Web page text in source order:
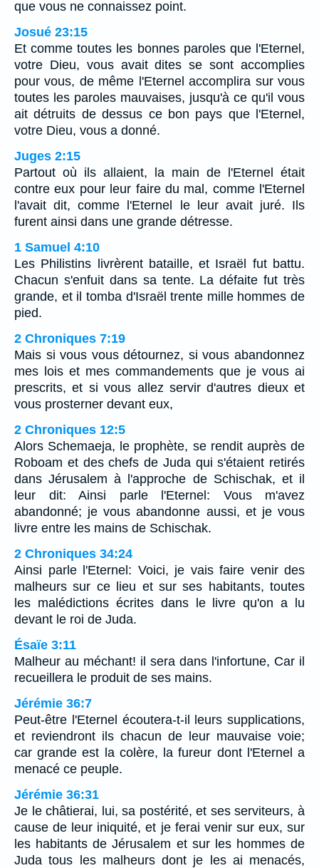
que vous ne connaissez point.
Josué 23:15
Et comme toutes les bonnes paroles que l'Eternel,
votre Dieu, vous avait dites se sont accomplies
pour vous, de même l'Eternel accomplira sur vous
toutes les paroles mauvaises, jusqu'à ce qu'il vous
ait détruits de dessus ce bon pays que l'Eternel,
votre Dieu, vous a donné.
Juges 2:15
Partout où ils allaient, la main de l'Eternel était
contre eux pour leur faire du mal, comme l'Eternel
l'avait dit, comme l'Eternel le leur avait juré. Ils
furent ainsi dans une grande détresse.
1 Samuel 4:10
Les Philistins livrèrent bataille, et Israël fut battu.
Chacun s'enfuit dans sa tente. La défaite fut très
grande, et il tomba d'Israël trente mille hommes de
pied.
2 Chroniques 7:19
Mais si vous vous détournez, si vous abandonnez
mes lois et mes commandements que je vous ai
prescrits, et si vous allez servir d'autres dieux et
vous prosterner devant eux,
2 Chroniques 12:5
Alors Schemaeja, le prophète, se rendit auprès de
Roboam et des chefs de Juda qui s'étaient retirés
dans Jérusalem à l'approche de Schischak, et il
leur dit: Ainsi parle l'Eternel: Vous m'avez
abandonné; je vous abandonne aussi, et je vous
livre entre les mains de Schischak.
2 Chroniques 34:24
Ainsi parle l'Eternel: Voici, je vais faire venir des
malheurs sur ce lieu et sur ses habitants, toutes
les malédictions écrites dans le livre qu'on a lu
devant le roi de Juda.
Ésaïe 3:11
Malheur au méchant! il sera dans l'infortune, Car il
recueillera le produit de ses mains.
Jérémie 36:7
Peut-être l'Eternel écoutera-t-il leurs supplications,
et reviendront ils chacun de leur mauvaise voie;
car grande est la colère, la fureur dont l'Eternel a
menacé ce peuple.
Jérémie 36:31
Je le châtierai, lui, sa postérité, et ses serviteurs, à
cause de leur iniquité, et je ferai venir sur eux, sur
les habitants de Jérusalem et sur les hommes de
Juda tous les malheurs dont je les ai menacés,